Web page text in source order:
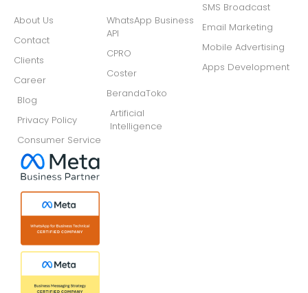
About Us
Contact
Clients
Career
Blog
Privacy Policy
Consumer Service
WhatsApp Business
API
CPRO
Coster
BerandaToko
Artificial
Intelligence
SMS Broadcast
Email Marketing
Mobile Advertising
Apps Development